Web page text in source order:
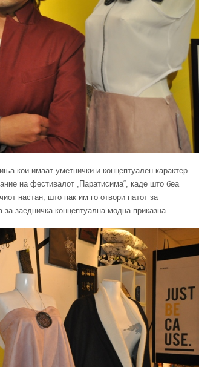
кои имаат уметнички и концептуален карактер.
на фестивалот „Паратисима“, каде што беа
настан, што пак им го отвори патот за
заедничка концептуална модна приказна.